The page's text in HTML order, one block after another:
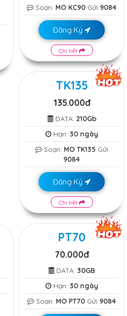
Soạn: MO KC90 Gửi 9084
Đăng Ký
Chi tiết
TK135
135.000đ
DATA: 210Gb
Hạn: 30 ngày
Soạn: MO TK135 Gửi
9084
Đăng Ký
Chi tiết
PT70
70.000đ
DATA: 30GB
Hạn: 30 ngày
Soạn: MO PT70 Gửi 9084